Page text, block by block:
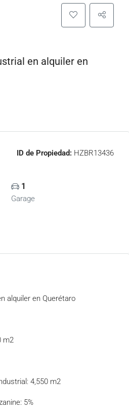
en alquiler en
ID de Propiedad: HZBR13436
1
Garage
alquiler en Querétaro
m2
4,550 m2
5%